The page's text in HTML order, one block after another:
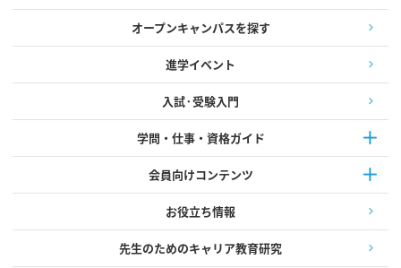
オープンキャンパスを探す
進学イベント
入試·受験入門
学問・仕事・資格ガイド
会員向けコンテンツ
お役立ち情報
先生のためのキャリア教育研究